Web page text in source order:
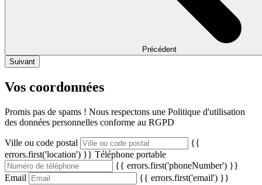
Précédent
Suivant
Vos coordonnées
Promis pas de spams ! Nous respectons une Politique d'utilisation
des données personnelles conforme au RGPD
Ville ou code postal
{{
errors.first('location') }} Téléphone portable
{{ errors.first('phoneNumber') }}
Email
{{ errors.first('email') }}